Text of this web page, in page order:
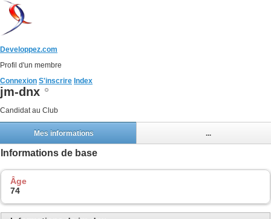
Developpez.com
Profil d'un membre
Connexion S'inscrire Index
jm-dnx
Candidat au Club
Mes informations ...
Informations de base
Âge
74